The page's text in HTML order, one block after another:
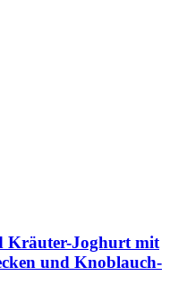
Kräuter-Joghurt mit
und Knoblauch-